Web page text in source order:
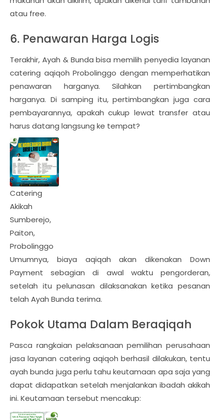
atau free.
6. Penawaran Harga Logis
Terakhir, Ayah & Bunda bisa memilih penyedia layanan
catering aqiqoh Probolinggo dengan memperhatikan
penawaran harganya. Silahkan pertimbangkan
harganya. Di samping itu, pertimbangkan juga cara
pembayarannya, apakah cukup lewat transfer atau
harus datang langsung ke tempat?
Catering
Akikah
Sumberejo,
Paiton,
Probolinggo
Umumnya, biaya aqiqah akan dikenakan Down
Payment sebagian di awal waktu pengorderan,
setelah itu pelunasan dilaksanakan ketika pesanan
telah Ayah Bunda terima.
Pokok Utama Dalam Beraqiqah
Pasca rangkaian pelaksanaan pemilihan perusahaan
jasa layanan catering aqiqoh berhasil dilakukan, tentu
ayah bunda juga perlu tahu keutamaan apa saja yang
dapat didapatkan setelah menjalankan ibadah akikah
ini. Keutamaan tersebut mencakup: